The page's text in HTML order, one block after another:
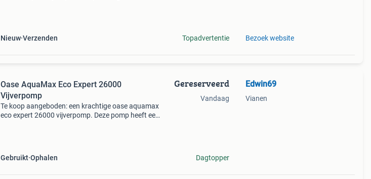
Nieuw Verzenden Topadvertentie Bezoek website
Oase AquaMax Eco Expert 26000
Vijverpomp
Te koop aangeboden: een krachtige oase aquamax
eco expert 26000 vijverpomp. Deze pomp heeft een
Gebruikt Ophalen
Gereserveerd
Vandaag
Dagtopper
Edwin69
Vianen